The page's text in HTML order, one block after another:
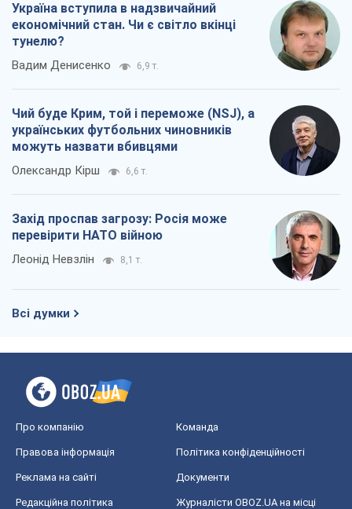
Україна вступила в надзвичайний
економічний стан. Чи є світло вкінці
тунелю?
Вадим Денисенко 6,9 т.
Чий буде Крим, той і переможе (NSJ), а
українських футбольних чиновників
можуть назвати вбивцями
Олександр Кірш 6,6 т.
Захід проспав загрозу: Росія може
перевірити НАТО війною
Леонід Невзлін 8,1 т.
Всі думки
Про компанію Команда
Правова інформація Політика конфіденційності
Реклама на сайті Документи
Редакційна політика
Журналісти OBOZ.UA на місці